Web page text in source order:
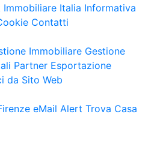
Italia Informativa
Contatti
Immobiliare Gestione
Partner Esportazione
da Sito Web
eMail Alert Trova Casa